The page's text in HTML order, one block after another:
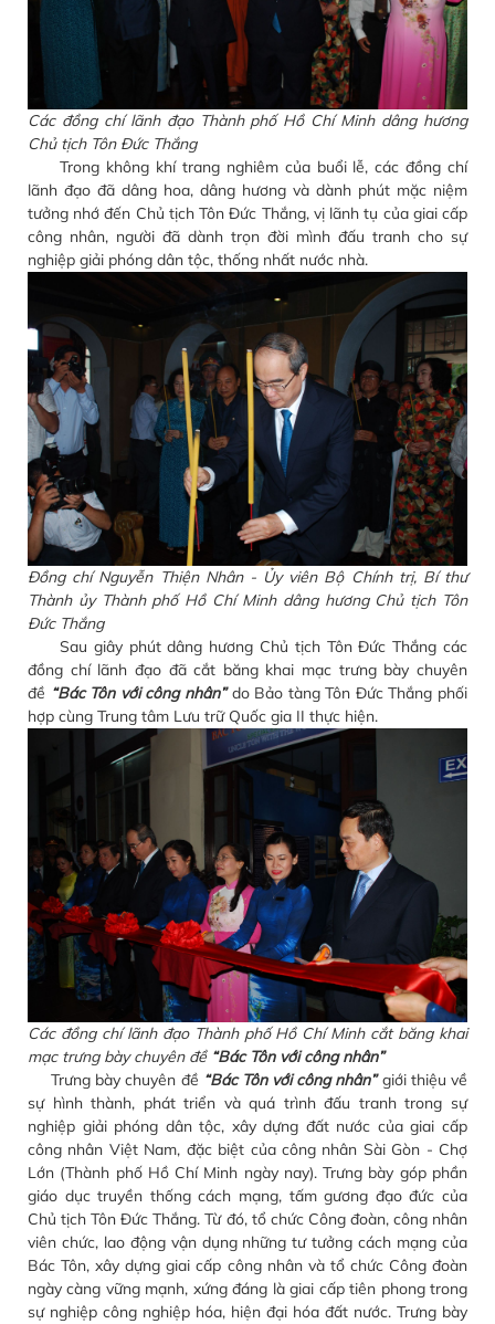
Các đồng chí lãnh đạo Thành phố Hồ Chí Minh dâng hương
Chủ tịch Tôn Đức Thắng
Trong không khí trang nghiêm của buổi lễ, các đồng chí
lãnh đạo đã dâng hoa, dâng hương và dành phút mặc niệm
tưởng nhớ đến Chủ tịch Tôn Đức Thắng, vị lãnh tụ của giai cấp
công nhân, người đã dành trọn đời mình đấu tranh cho sự
nghiệp giải phóng dân tộc, thống nhất nước nhà.
Đồng chí Nguyễn Thiện Nhân - Ủy viên Bộ Chính trị, Bí thư
Thành ủy Thành phố Hồ Chí Minh dâng hương Chủ tịch Tôn
Đức Thắng
Sau giây phút dâng hương Chủ tịch Tôn Đức Thắng các
đồng chí lãnh đạo đã cắt băng khai mạc trưng bày chuyên
đề “Bác Tôn với công nhân”do Bảo tàng Tôn Đức Thắng phối
hợp cùng Trung tâm Lưu trữ Quốc gia II thực hiện.
Các đồng chí lãnh đạo Thành phố Hồ Chí Minh cắt băng khai
mạc trưng bày chuyên đề “Bác Tôn với công nhân”
Trưng bày chuyên đề “Bác Tôn với công nhân”giới thiệu về
sự hình thành, phát triển và quá trình đấu tranh trong sự
nghiệp giải phóng dân tộc, xây dựng đất nước của giai cấp
công nhân Việt Nam, đặc biệt của công nhân Sài Gòn - Chợ
Lớn (Thành phố Hồ Chí Minh ngày nay). Trưng bày góp phần
giáo dục truyền thống cách mạng, tấm gương đạo đức của
Chủ tịch Tôn Đức Thắng. Từ đó, tổ chức Công đoàn, công nhân
viên chức, lao động vận dụng những tư tưởng cách mạng của
Bác Tôn, xây dựng giai cấp công nhân và tổ chức Công đoàn
ngày càng vững mạnh, xứng đáng là giai cấp tiên phong trong
sự nghiệp công nghiệp hóa, hiện đại hóa đất nước. Trưng bày